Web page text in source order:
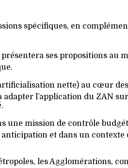
spécifiques, en
ses propositions au
nette) au cœur
l’application du ZAN
une mission de contrôle
et dans un contexte
les Agglomérations,